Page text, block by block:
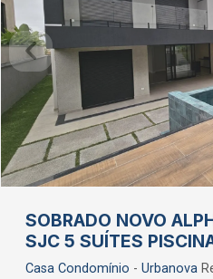
SOBRADO NOVO
SJC 5 SUÍTES
Casa Condomínio - Urbanova